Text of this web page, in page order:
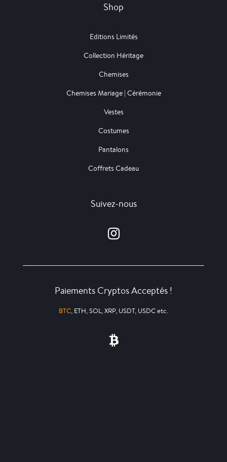
Shop
Editions Limités
Collection Héritage
Chemises
Chemises Mariage | Cérémonie
Vestes
Costumes
Pantalons
Coffrets Cadeau
Suivez-nous
Paiements Cryptos Acceptés !
BTC, ETH, SOL, XRP, USDT, USDC etc.